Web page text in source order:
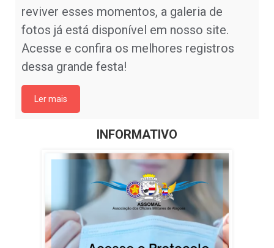
reviver esses momentos, a galeria de
fotos já está disponível em nosso site.
Acesse e confira os melhores registros
dessa grande festa!
Ler mais
INFORMATIVO